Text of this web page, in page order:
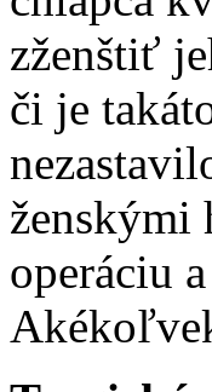
zženštiť
či je
ženskými
operáciu